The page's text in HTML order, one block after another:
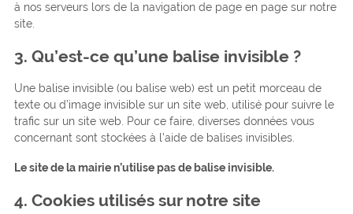
à nos serveurs lors de la navigation de page en page sur notre
site.
3. Qu’est-ce qu’une balise invisible ?
Une balise invisible (ou balise web) est un petit morceau de
texte ou d’image invisible sur un site web, utilisé pour suivre le
trafic sur un site web. Pour ce faire, diverses données vous
concernant sont stockées à l’aide de balises invisibles.
Le site de la mairie n’utilise pas de balise invisible.
4. Cookies utilisés sur notre site